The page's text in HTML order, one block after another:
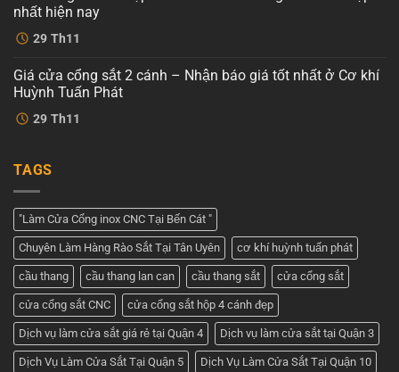
đại
tại
Cơ
khí
Phát
Cổng
sắt
cnc
4
Dịch
vụ
tốt
nhất
tại
Tuấn
29 Th11
nhất hiện nay
Không
có
ở
Cửa
cổng
cánh
khảo
mẫu
đẹp
nhất
hiện
nay
29 Th11
Giá cửa cổng sắt 2 cánh – Nhận báo giá tốt nhất ở Cơ khí
Huỳnh Tuấn Phát
Không
có
Giá
cổng
2
cánh
–
Nhận
báo
giá
tốt
nhất
Cơ
khí
Huỳnh
Tuấn
Phát
TAGS
"Làm Cửa Cổng inox CNC Tại Bến Cát "
Chuyên Làm Hàng Rào Sắt Tại Tân Uyên cơ khí huỳnh tuấn phát
cầu thang cầu thang lan can cầu thang sắt cửa cổng sắt
cửa cổng sắt CNC cửa cổng sắt hộp 4 cánh đẹp
Dịch vụ làm cửa sắt giá rẻ tại Quận 4 Dịch vụ làm cửa sắt tại Quận 3
Dịch Vụ Làm Cửa Sắt Tại Quận 5 Dịch Vụ Làm Cửa Sắt Tại Quận 10